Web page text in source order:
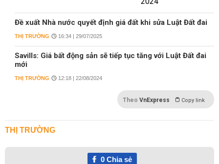
Đề xuất Nhà nước quyết định giá đất khi sửa Luật Đất đai
THỊ TRƯỜNG 16:34 | 29/07/2025
Savills: Giá bất động sản sẽ tiếp tục tăng với Luật Đất đai
mới
THỊ TRƯỜNG 12:18 | 22/08/2024
Theo VnExpress Copy link
THỊ TRƯỜNG
0Chia sẻ